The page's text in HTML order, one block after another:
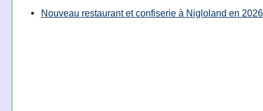
Nouveau restaurant et confiserie à Nigloland en 2026